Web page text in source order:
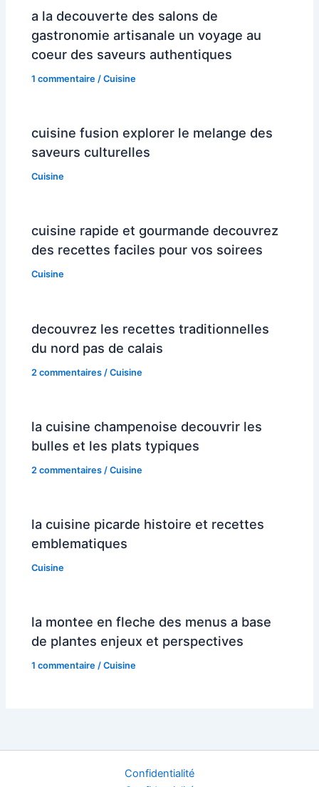
a la decouverte des salons de
gastronomie artisanale un voyage au
coeur des saveurs authentiques
1 commentaire /Cuisine
cuisine fusion explorer le melange des
saveurs culturelles
Cuisine
cuisine rapide et gourmande decouvrez
des recettes faciles pour vos soirees
Cuisine
decouvrez les recettes traditionnelles
du nord pas de calais
2 commentaires /Cuisine
la cuisine champenoise decouvrir les
bulles et les plats typiques
2 commentaires /Cuisine
la cuisine picarde histoire et recettes
emblematiques
Cuisine
la montee en fleche des menus a base
de plantes enjeux et perspectives
1 commentaire /Cuisine
Confidentialité